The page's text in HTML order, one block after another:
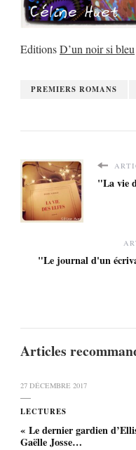
EditionsD’un noir si bleu
PREMIERS ROMANS
"La vie
"Le journal d'un
Articles
27 DÉCEMBRE 2017
LECTURES
« Le dernier gardien
Gaëlle Josse…